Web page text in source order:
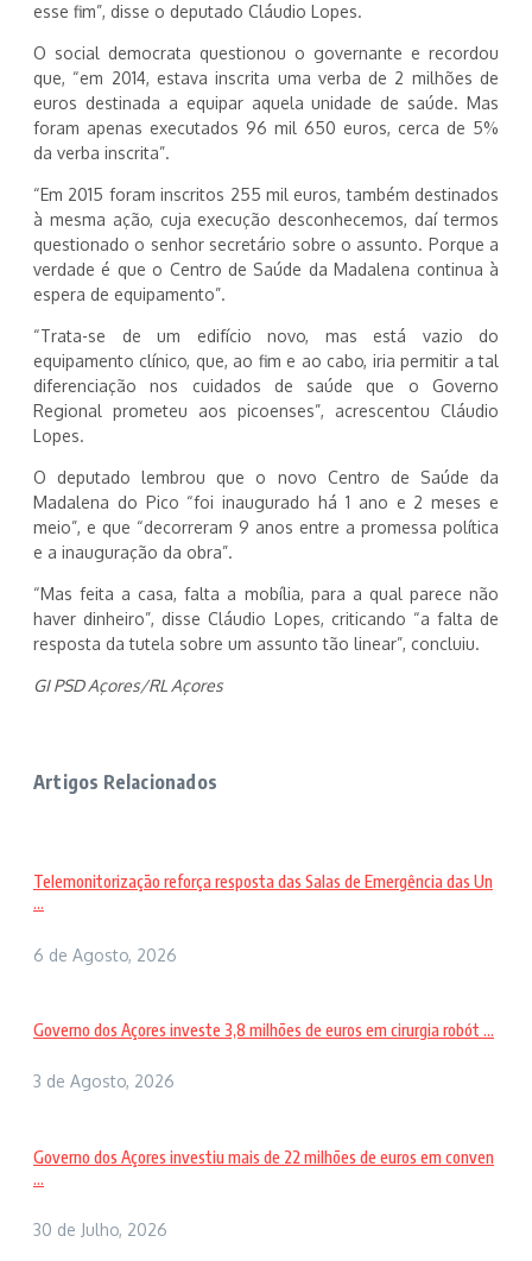
esse fim”, disse o deputado Cláudio Lopes.
O social democrata questionou o governante e recordou
que, “em 2014, estava inscrita uma verba de 2 milhões de
euros destinada a equipar aquela unidade de saúde. Mas
foram apenas executados 96 mil 650 euros, cerca de 5%
da verba inscrita”.
“Em 2015 foram inscritos 255 mil euros, também destinados
à mesma ação, cuja execução desconhecemos, daí termos
questionado o senhor secretário sobre o assunto. Porque a
verdade é que o Centro de Saúde da Madalena continua à
espera de equipamento”.
“Trata-se de um edifício novo, mas está vazio do
equipamento clínico, que, ao fim e ao cabo, iria permitir a tal
diferenciação nos cuidados de saúde que o Governo
Regional prometeu aos picoenses”, acrescentou Cláudio
Lopes.
O deputado lembrou que o novo Centro de Saúde da
Madalena do Pico “foi inaugurado há 1 ano e 2 meses e
meio”, e que “decorreram 9 anos entre a promessa política
e a inauguração da obra”.
“Mas feita a casa, falta a mobília, para a qual parece não
haver dinheiro”, disse Cláudio Lopes, criticando “a falta de
resposta da tutela sobre um assunto tão linear”, concluiu.
GI PSD Açores/RL Açores
Artigos Relacionados
Telemonitorização reforça resposta das Salas de Emergência das Un
...
6 de Agosto, 2026
Governo dos Açores investe 3,8 milhões de euros em cirurgia robót ...
3 de Agosto, 2026
Governo dos Açores investiu mais de 22 milhões de euros em conven
...
30 de Julho, 2026